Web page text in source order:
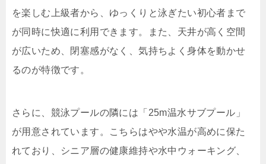
を楽しむ上級者から、ゆっくりと泳ぎたい初心者まで
が同時に快適に利用できます。また、天井が高く空間
が広いため、閉塞感がなく、気持ちよく身体を動かせ
るのが特徴です。
さらに、競泳プールの隣には「25m温水サブプール」
が用意されています。こちらはやや水温が高めに保た
れており、シニア層の健康維持や水中ウォーキング、